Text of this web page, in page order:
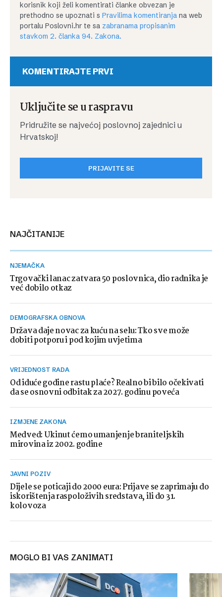
korisnik koji želi komentirati članke obvezan je
prethodno se upoznati s Pravilima komentiranja na web
portalu Poslovni.hr te sa zabranama propisanim
stavkom 2. članka 94. Zakona.
KOMENTIRAJTE PRVI
Uključite se u raspravu
Pridružite se najvećoj poslovnoj zajednici u
Hrvatskoj!
PRIJAVITE SE
NAJČITANIJE
NJEMAČKA
Trgovački lanac zatvara 50 poslovnica, dio radnika je
već dobilo otkaz
DEMOGRAFSKA OBNOVA
Država daje novac za kuću na selu: Tko sve može
dobiti potporu i pod kojim uvjetima
VRIJEDNOST RADA
Od iduće godine rastu plaće? Realno bi bilo očekivati
da se osnovni odbitak za 2027. godinu poveća
IZMJENE ZAKONA
Medved: Ukinut ćemo umanjenje braniteljskih
mirovina iz 2002. godine
JAVNI POZIV
Dijele se poticaji do 2000 eura: Prijave se zaprimaju do
iskorištenja raspoloživih sredstava, ili do 31.
kolovoza
MOGLO BI VAS ZANIMATI